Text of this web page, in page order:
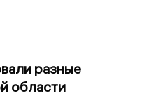
разные
области